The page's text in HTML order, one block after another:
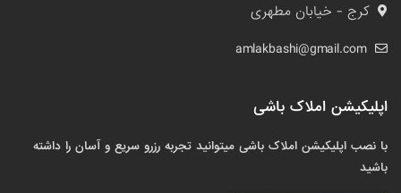
کرج - خیابان مطهری
amlakbashi@gmail.com
اپلیکیشن املاک باشی
با نصب اپلیکیشن املاک باشی میتوانید تجربه رزرو سریع و آسان را داشته
باشید